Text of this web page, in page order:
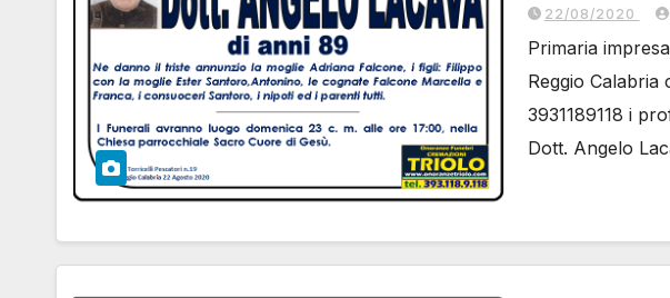
22/08/2020
Primaria
Reggio
3931189118 i
Dott. Angelo